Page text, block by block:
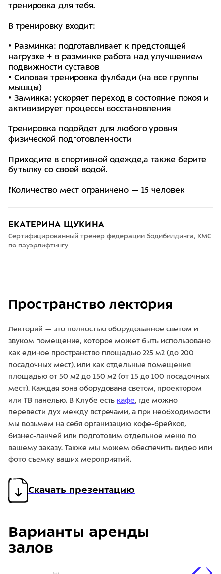
тренировка для тебя.
В тренировку входит:
• Разминка: подготавливает к предстоящей
нагрузке + в разминке работа над улучшением
подвижности суставов
• Силовая тренировка фулбади (на все группы
мышцы)
• Заминка: ускоряет переход в состояние покоя и
активизирует процессы восстановления
Тренировка подойдет для любого уровня
физической подготовленности
Приходите в спортивной одежде,а также берите
бутылку со своей водой.
❗️Количество мест ограничено — 15 человек
ЕКАТЕРИНА ЩУКИНА
Сертифицированный тренер федерации бодибилдинга, КМС
по пауэрлифтингу
Пространство лектория
Лекторий — это полностью оборудованное светом и
звуком помещение, которое может быть использовано
как единое пространство площадью 225 м2 (до 200
посадочных мест), или как отдельные помещения
площадью от 50 м2 до 150 м2 (от 15 до 100 посадочных
мест). Каждая зона оборудована светом, проектором
или ТВ панелью. В Клубе есть кафе, где можно
перевести дух между встречами, а при необходимости
мы возьмем на себя организацию кофе-брейков,
бизнес-ланчей или подготовим отдельное меню по
вашему заказу. Также мы можем обеспечить видео или
фото съемку ваших мероприятий.
Скачать презентацию
Варианты аренды
залов